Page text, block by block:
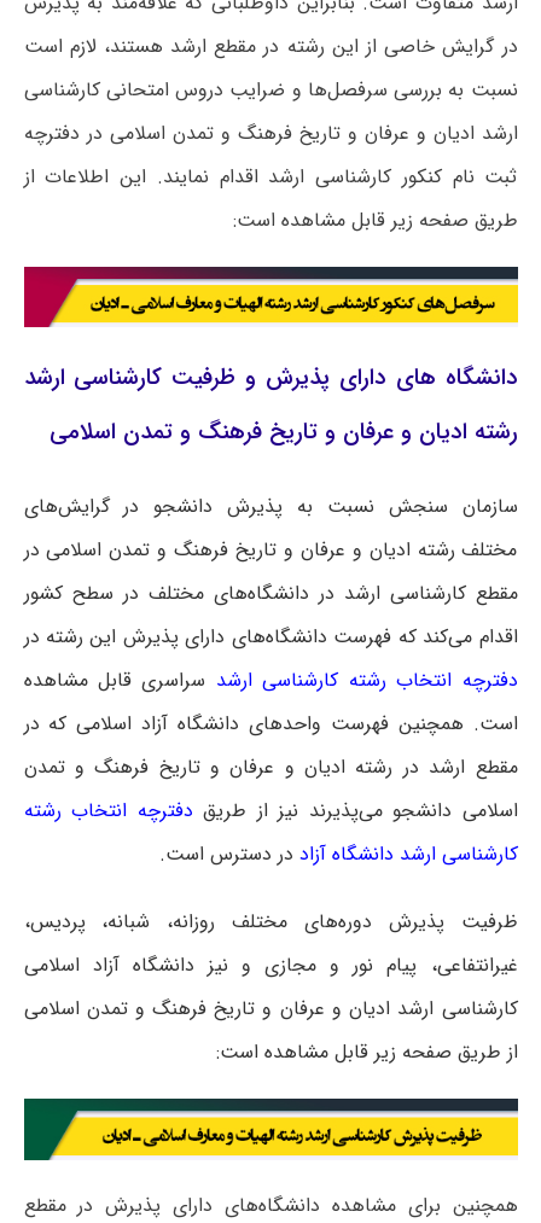
در گرایش خاصی از این رشته در مقطع ارشد هستند، لازم است
نسبت به بررسی سرفصل‌ها و ضرایب دروس امتحانی کارشناسی
ارشد ادیان و عرفان و تاریخ فرهنگ و تمدن اسلامی در دفترچه
ثبت نام کنکور کارشناسی ارشد اقدام نمایند. این اطلاعات از
طریق صفحه زیر قابل مشاهده است:
دانشگاه های دارای پذیرش و ظرفیت کارشناسی ارشد
رشته ادیان و عرفان و تاریخ فرهنگ و تمدن اسلامی
سازمان سنجش نسبت به پذیرش دانشجو در گرایش‌های
مختلف رشته ادیان و عرفان و تاریخ فرهنگ و تمدن اسلامی در
مقطع کارشناسی ارشد در دانشگاه‌های مختلف در سطح کشور
اقدام می‌کند که فهرست دانشگاه‌های دارای پذیرش این رشته در
دفترچه انتخاب رشته کارشناسی ارشد سراسریقابل مشاهده
است. همچنین فهرست واحدهای دانشگاه آزاد اسلامی که در
مقطع ارشد در رشته ادیان و عرفان و تاریخ فرهنگ و تمدن
اسلامی دانشجو می‌پذیرند نیز از طریق دفترچه انتخاب رشته
کارشناسی ارشد دانشگاه آزاد در دسترس است.
ظرفیت پذیرش دوره‌های مختلف روزانه، شبانه، پردیس،
غیرانتفاعی، پیام نور و مجازی و نیز دانشگاه آزاد اسلامی
کارشناسی ارشد ادیان و عرفان و تاریخ فرهنگ و تمدن اسلامی
از طریق صفحه زیر قابل مشاهده است:
همچنین برای مشاهده دانشگاه‌های دارای پذیرش در مقطع